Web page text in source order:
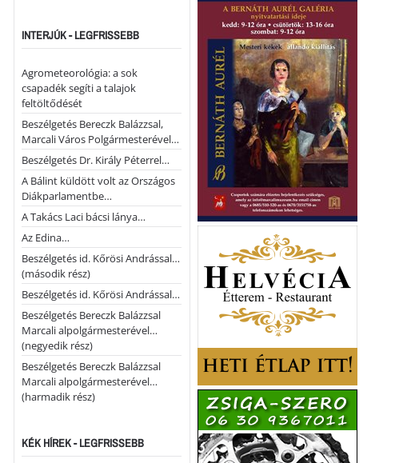
INTERJÚK - LEGFRISSEBB
Agrometeorológia: a sok
csapadék segíti a talajok
feltöltődését
Beszélgetés Bereczk Balázzsal,
Marcali Város Polgármesterével…
Beszélgetés Dr. Király Péterrel…
A Bálint küldött volt az Országos
Diákparlamentbe…
A Takács Laci bácsi lánya…
Az Edina…
Beszélgetés id. Kőrösi Andrással…
(második rész)
Beszélgetés id. Kőrösi Andrással…
Beszélgetés Bereczk Balázzsal
Marcali alpolgármesterével…
(negyedik rész)
Beszélgetés Bereczk Balázzsal
Marcali alpolgármesterével…
(harmadik rész)
KÉK HÍREK - LEGFRISSEBB